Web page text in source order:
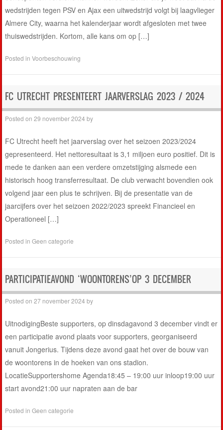
wedstrijden tegen PSV en Ajax een uitwedstrijd volgt bij laagvlieger
Almere City, waarna het kalenderjaar wordt afgesloten met twee
thuiswedstrijden. Kortom, alle kans om op […]
Posted inVoorbeschouwing
FC UTRECHT PRESENTEERT JAARVERSLAG 2023 / 2024
Posted on29 november 2024 by
FC Utrecht heeft het jaarverslag over het seizoen 2023/2024
gepresenteerd. Het nettoresultaat is 3,1 miljoen euro positief. Dit is
mede te danken aan een verdere omzetstijging alsmede een
historisch hoog transferresultaat. De club verwacht bovendien ook
volgend jaar een plus te schrijven. Bij de presentatie van de
jaarcijfers over het seizoen 2022/2023 spreekt Financieel en
Operationeel […]
Posted inGeen categorie
PARTICIPATIEAVOND ‘WOONTORENS’OP 3 DECEMBER
Posted on27 november 2024 by
UitnodigingBeste supporters, op dinsdagavond 3 december vindt er
een participatie avond plaats voor supporters, georganiseerd
vanuit Jongerius. Tijdens deze avond gaat het over de bouw van
de woontorens in de hoeken van ons stadion.
LocatieSupportershome Agenda18:45 – 19:00 uur inloop19:00 uur
start avond21:00 uur napraten aan de bar
Posted inGeen categorie